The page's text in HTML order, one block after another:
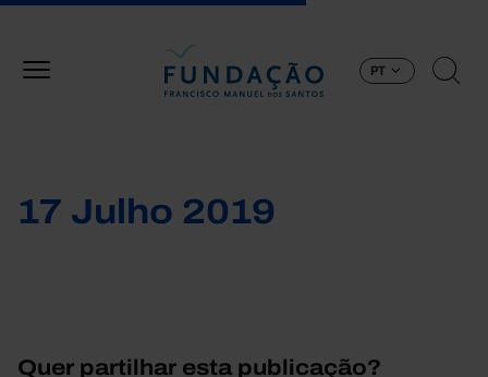
PT
17 Julho 2019
Quer partilhar esta publicação?